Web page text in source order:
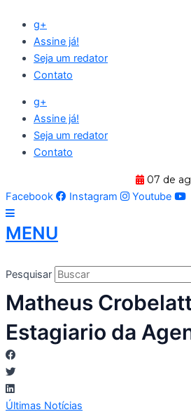
para
conteúdo
g+
Assine já!
Seja um redator
Contato
g+
Assine já!
Seja um redator
Contato
07 de
Facebook
Instagram Youtube
MENU
Pesquisar
Matheus
Estagiario da
Últimas Notícias